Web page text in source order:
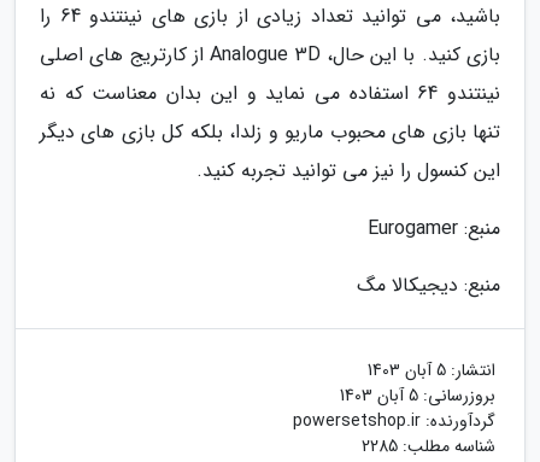
باشید، می توانید تعداد زیادی از بازی های نینتندو 64 را
بازی کنید. با این حال، Analogue 3D از کارتریج های اصلی
نینتندو 64 استفاده می نماید و این بدان معناست که نه
تنها بازی های محبوب ماریو و زلدا، بلکه کل بازی های دیگر
این کنسول را نیز می توانید تجربه کنید.
منبع: Eurogamer
منبع: دیجیکالا مگ
انتشار: 5 آبان 1403
بروزرسانی: 5 آبان 1403
گردآورنده: powersetshop.ir
شناسه مطلب: 2285